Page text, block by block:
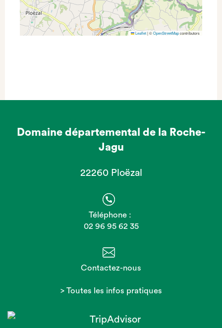
Leaflet|©OpenStreetMapcontributors
Domaine départemental de la Roche-
Jagu
22260 Ploëzal
Téléphone :
02 96 95 62 35
Contactez-nous
> Toutes les infos pratiques